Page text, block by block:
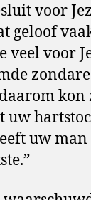
voor
geloof
voor
kon
uw
uw